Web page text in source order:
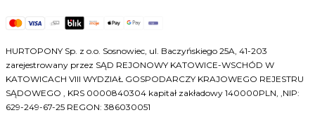
HURTOPONY Sp. z o.o. Sosnowiec, ul. Baczyńskiego 25A, 41-203
zarejestrowany przez SĄD REJONOWY KATOWICE-WSCHÓD W
KATOWICACH VIII WYDZIAŁ GOSPODARCZY KRAJOWEGO REJESTRU
SĄDOWEGO , KRS 0000840304 kapitał zakładowy 140000PLN, ,NIP:
629-249-67-25 REGON: 386030051